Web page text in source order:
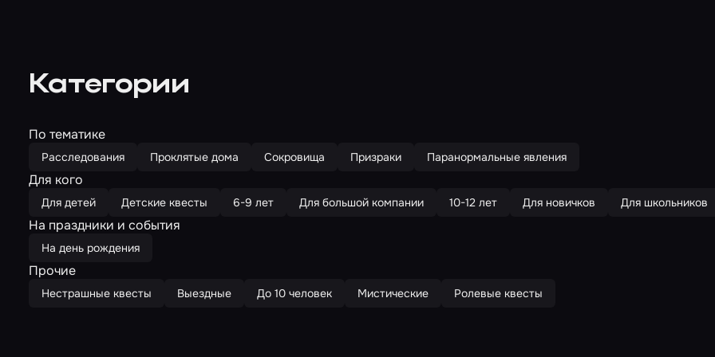
Категории
По тематике
Расследования Проклятые дома Сокровища Призраки Паранормальные явления
Для кого
Для детей Детские квесты 6-9 лет Для большой компании 10-12 лет Для новичков Для школьников
На праздники и события
На день рождения
Прочие
Нестрашные квесты Выездные До 10 человек Мистические Ролевые квесты